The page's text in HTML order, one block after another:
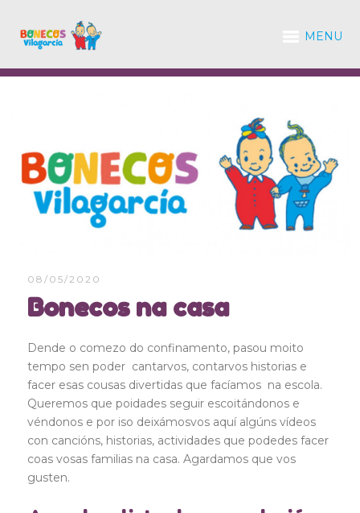
MENU
08/05/2020
Bonecos na casa
Dende o comezo do confinamento, pasou moito
tempo sen poder cantarvos, contarvos historias e
facer esas cousas divertidas que facíamos na escola.
Queremos que poidades seguir escoitándonos e
véndonos e por iso deixámosvos aquí algúns vídeos
con cancións, historias, actividades que podedes facer
coas vosas familias na casa. Agardamos que vos
gusten.